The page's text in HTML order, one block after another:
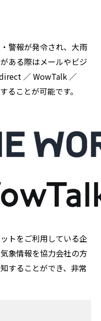
警報が発令され、大雨
ある際はメールやビジ
／ WowTalk ／
ことが可能です。
トをご利用している企
象情報を協力会社の方
することができ、非常